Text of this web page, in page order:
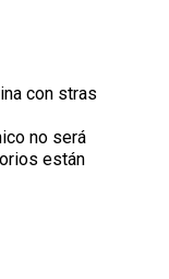
con stras
no será
están